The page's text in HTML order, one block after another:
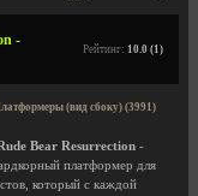
-
Рейтинг: 10.0 (1)
(вид сбоку) (3991)
Bear Resurrection -
платформер для
который с каждой